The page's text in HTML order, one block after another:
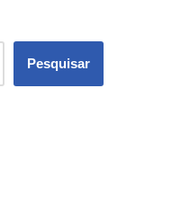
Pesquisar